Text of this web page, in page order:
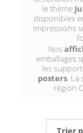
le thème
disponibles
impressions
Nos
emballages
les
posters. La
région